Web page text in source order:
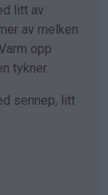
litt av
av melken
opp
tykner.
sennep, litt